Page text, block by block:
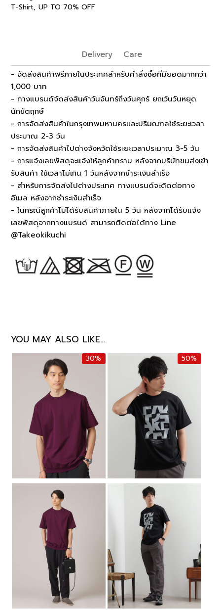
T-Shirt, UP TO 70% OFF
Delivery Care
- จัดส่งสินค้าฟรีภายในประเทศสำหรับคำสั่งซื้อที่มียอดมากกว่า
1,000 บาท
- ทางแบรนด์จัดส่งสินค้าวันจันทร์ถึงวันศุกร์ ยกเว้นวันหยุด
นักขัตฤกษ์
- การจัดส่งสินค้าในกรุงเทพมหานครและปริมณฑลใช้ระยะเวลา
ประมาณ 2-3 วัน
- การจัดส่งสินค้าไปต่างจังหวัดใช้ระยะเวลาประมาณ 3-5 วัน
- การแจ้งเลขพัสดุจะแจ้งให้ลูกค้าทราบ หลังจากบริษัทขนส่งเข้า
รับสินค้า ใช้เวลาไม่เกิน 1 วันหลังจากชำระเงินสำเร็จ
- สำหรับการจัดส่งไปต่างประเทศ ทางแบรนด์จะติดต่อทาง
อีเมล หลังจากชำระเงินสำเร็จ
- ในกรณีลูกค้าไม่ได้รับสินค้าภายใน 5 วัน หลังจากได้รับแจ้ง
เลขพัสดุจากทางแบรนด์ สามารถติดต่อได้ทาง Line
@Takeokikuchi
YOU MAY ALSO LIKE…
30% 50%